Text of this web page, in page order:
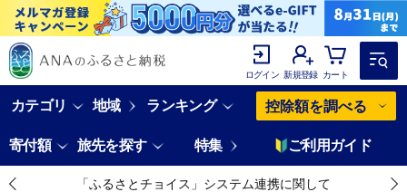
ログイン 新規登録 カート
カテゴリ 地域 ランキング 控除額を調べる
寄付額 旅先を探す 特集 ご利用ガイド
「ふるさとチョイス」システム連携に関して